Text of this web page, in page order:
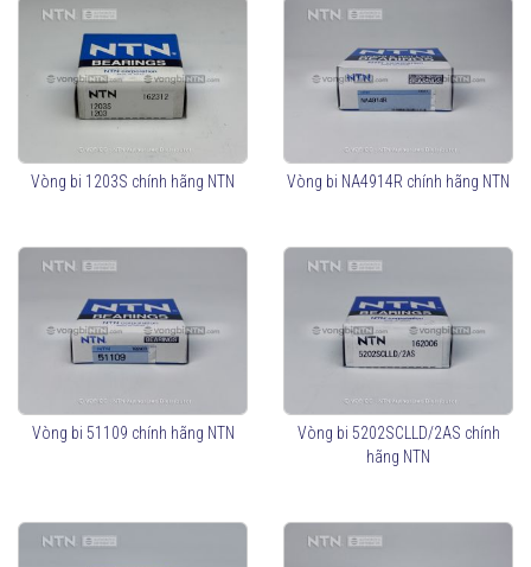
Vòng bi 1203S chính hãng NTN Vòng bi NA4914R chính hãng NTN
Vòng bi 51109 chính hãng NTN
Vòng bi 5202SCLLD/2AS chính
hãng NTN